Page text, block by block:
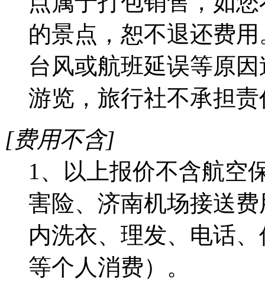
的景点，恕不退还费
台风或航班延误等原
游览，旅行社不承担责
[费用不含]
1、以上报价不含航空
害险、济南机场接送
内洗衣、理发、电话
等个人消费）。